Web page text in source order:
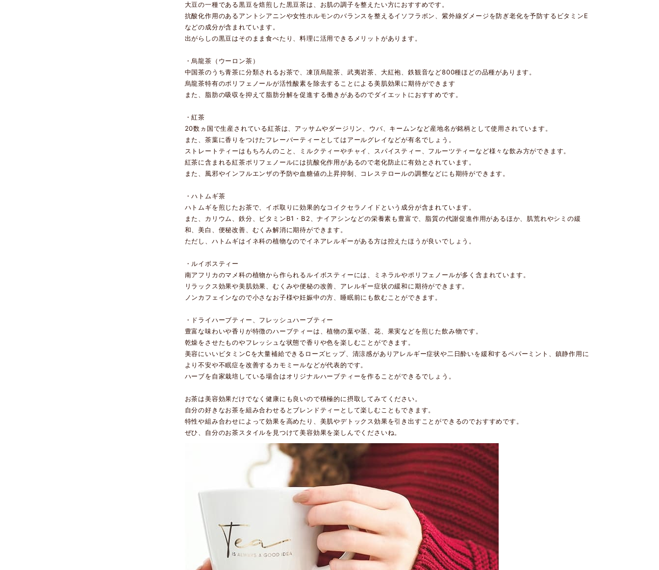
大豆の一種である黒豆を焙煎した黒豆茶は、お肌の調子を整えたい方におすすめです。
抗酸化作用のあるアントシアニンや女性ホルモンのバランスを整えるイソフラボン、紫外線ダメージを防ぎ老化を予防するビタミンE
などの成分が含まれています。
出がらしの黒豆はそのまま食べたり、料理に活用できるメリットがあります。
・烏龍茶（ウーロン茶）
中国茶のうち青茶に分類されるお茶で、凍頂烏龍茶、武夷岩茶、大紅袍、鉄観音など800種ほどの品種があります。
烏龍茶特有のポリフェノールが活性酸素を除去することによる美肌効果に期待ができます
また、脂肪の吸収を抑えて脂肪分解を促進する働きがあるのでダイエットにおすすめです。
・紅茶
20数ヵ国で生産されている紅茶は、アッサムやダージリン、ウバ、キームンなど産地名が銘柄として使用されています。
また、茶葉に香りをつけたフレーバーティーとしてはアールグレイなどが有名でしょう。
ストレートティーはもちろんのこと、ミルクティーやチャイ、スパイスティー、フルーツティーなど様々な飲み方ができます。
紅茶に含まれる紅茶ポリフェノールには抗酸化作用があるので老化防止に有効とされています。
また、風邪やインフルエンザの予防や血糖値の上昇抑制、コレステロールの調整などにも期待ができます。
・ハトムギ茶
ハトムギを煎じたお茶で、イボ取りに効果的なコイクセラノイドという成分が含まれています。
また、カリウム、鉄分、ビタミンB1・B2、ナイアシンなどの栄養素も豊富で、脂質の代謝促進作用があるほか、肌荒れやシミの緩
和、美白、便秘改善、むくみ解消に期待ができます。
ただし、ハトムギはイネ科の植物なのでイネアレルギーがある方は控えたほうが良いでしょう。
・ルイボスティー
南アフリカのマメ科の植物から作られるルイボスティーには、ミネラルやポリフェノールが多く含まれています。
リラックス効果や美肌効果、むくみや便秘の改善、アレルギー症状の緩和に期待ができます。
ノンカフェインなので小さなお子様や妊娠中の方、睡眠前にも飲むことができます。
・ドライハーブティー、フレッシュハーブティー
豊富な味わいや香りが特徴のハーブティーは、植物の葉や茎、花、果実などを煎じた飲み物です。
乾燥をさせたものやフレッシュな状態で香りや色を楽しむことができます。
美容にいいビタミンCを大量補給できるローズヒップ、清涼感がありアレルギー症状や二日酔いを緩和するペパーミント、鎮静作用に
より不安や不眠症を改善するカモミールなどが代表的です。
ハーブを自家栽培している場合はオリジナルハーブティーを作ることができるでしょう。
お茶は美容効果だけでなく健康にも良いので積極的に摂取してみてください。
自分の好きなお茶を組み合わせるとブレンドティーとして楽しむこともできます。
特性や組み合わせによって効果を高めたり、美肌やデトックス効果を引き出すことができるのでおすすめです。
ぜひ、自分のお茶スタイルを見つけて美容効果を楽しんでくださいね。